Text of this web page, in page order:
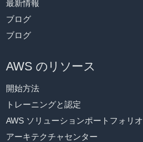
最新情報
ブログ
ブログ
AWS のリソース
開始方法
トレーニングと認定
AWS ソリューションポートフォリオ
アーキテクチャセンター